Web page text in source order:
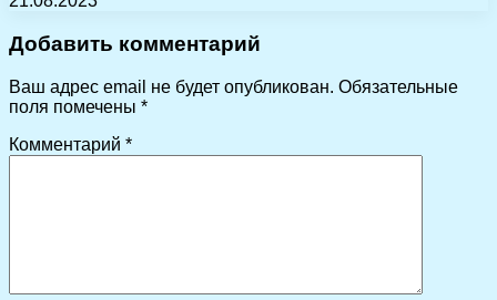
Добавить комментарий
Ваш адрес email не будет опубликован. Обязательные
поля помечены *
Комментарий *